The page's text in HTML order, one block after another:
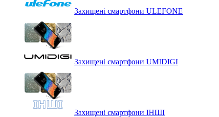
Захищені смартфони ULEFONE
Захищені смартфони UMIDIGI
Захищені смартфони ІНШІ